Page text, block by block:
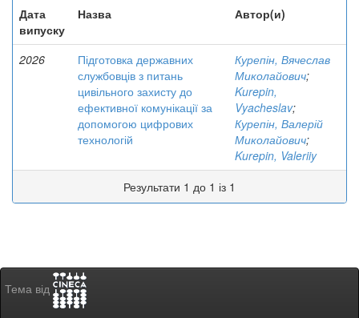
Дата
випуску
Назва Автор(и)
2026
Підготовка державних
службовців з питань
цивільного захисту до
ефективної комунікації за
допомогою цифрових
технологій
Курепін, Вячеслав
Миколайович;
Kurepin,
Vyacheslav;
Курепін, Валерій
Миколайович;
Kurepin, Valeriiy
Результати 1 до 1 із 1
Тема від